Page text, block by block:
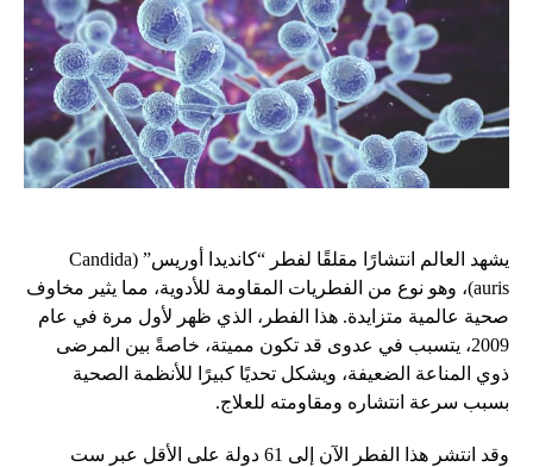
يشهد العالم انتشارًا مقلقًا لفطر “كانديدا أوريس” (Candida
auris)، وهو نوع من الفطريات المقاومة للأدوية، مما يثير مخاوف
صحية عالمية متزايدة. هذا الفطر، الذي ظهر لأول مرة في عام
2009، يتسبب في عدوى قد تكون مميتة، خاصةً بين المرضى
ذوي المناعة الضعيفة، ويشكل تحديًا كبيرًا للأنظمة الصحية
بسبب سرعة انتشاره ومقاومته للعلاج.
وقد انتشر هذا الفطر الآن إلى 61 دولة على الأقل عبر ست